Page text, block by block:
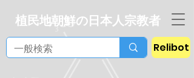
植民地朝鮮の日本人宗教者
Relibot